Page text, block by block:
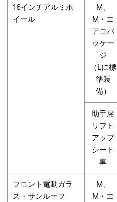
16インチアルミホ
イール
M、
M・エ
アロパ
ッケー
ジ
（Lに標
準装
備）
助手席
リフト
アップ
シート
車
フロント電動ガラ
ス・サンルーフ
M、
M・エ